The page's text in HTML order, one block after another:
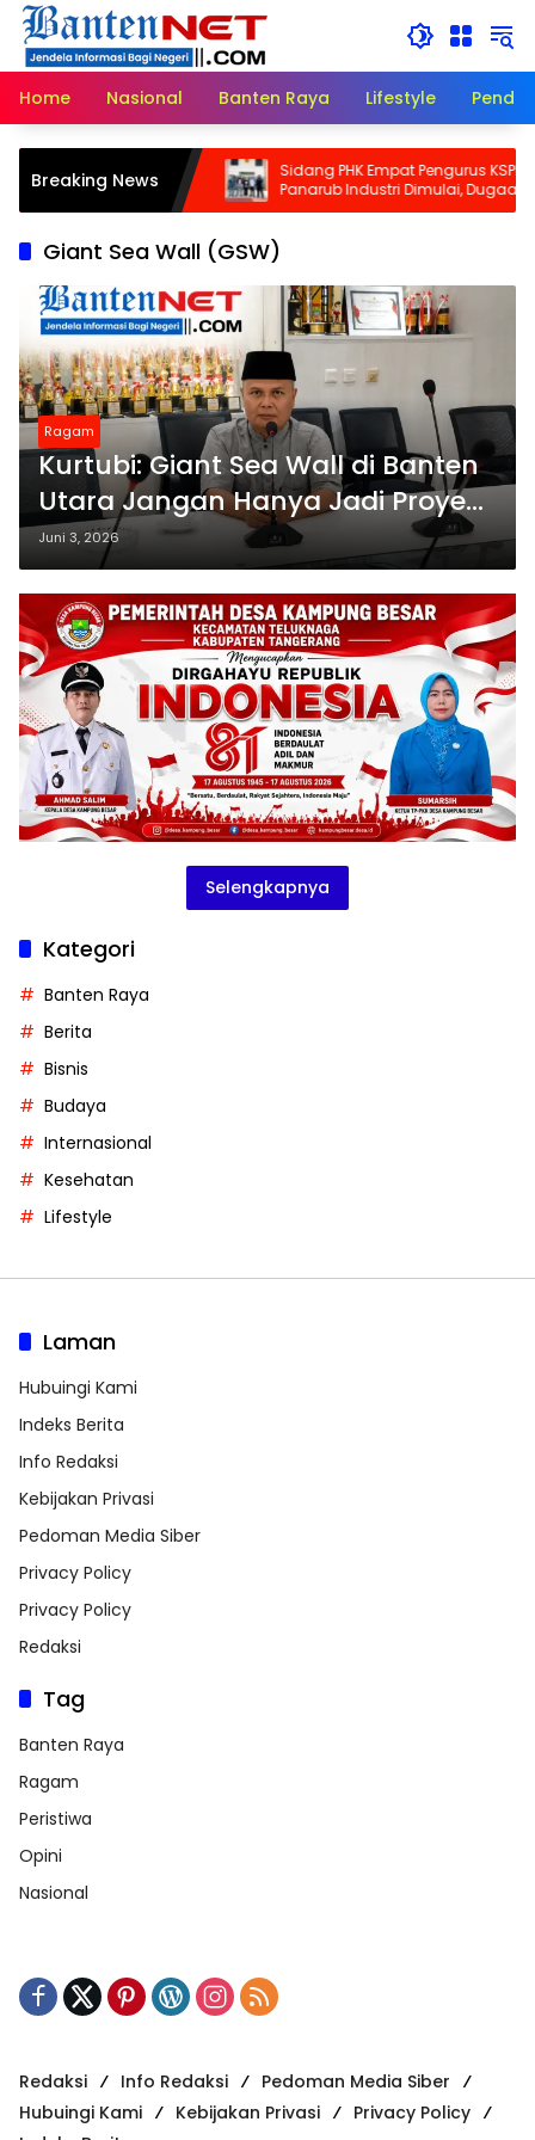
Langsung
konten
Home
Nasional Banten Raya Lifestyle
Breaking News
Cadangan
Waktu dan
Sidang PHK Empat Pengurus KSPN PT
Panarub Industri Dimulai, Dugaan
Busting Mulai Diuji di PHI
Giant Sea Wall (GSW)
Ragam
Kurtubi: Giant Sea Wall di Banten
Utara Jangan Hanya Jadi Proyek
Beton Raksasa
Juni 3, 2026
Selengkapnya
Kategori
Banten Raya
Berita
Bisnis
Budaya
Internasional
Kesehatan
Lifestyle
Laman
Hubuingi Kami
Indeks Berita
Info Redaksi
Kebijakan Privasi
Pedoman Media Siber
Privacy Policy
Privacy Policy
Redaksi
Tag
Banten Raya
Ragam
Peristiwa
Opini
Nasional
Redaksi Info Redaksi
Pedoman Media Siber
Hubuingi Kami
Kebijakan Privasi
Privacy Policy